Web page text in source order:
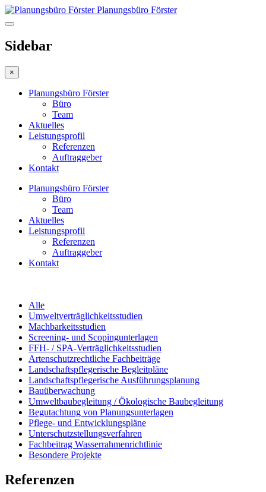
Planungsbüro Förster
Sidebar
×
Planungsbüro Förster
Büro
Team
Aktuelles
Leistungsprofil
Referenzen
Auftraggeber
Kontakt
Planungsbüro Förster
Büro
Team
Aktuelles
Leistungsprofil
Referenzen
Auftraggeber
Kontakt
Alle
Umweltverträglichkeitsstudien
Machbarkeitsstudien
Screening- und Scopingunterlagen
FFH- / SPA-Verträglichkeitsstudien
Artenschutzrechtliche Fachbeiträge
Landschaftspflegerische Begleitpläne
Landschaftspflegerische Ausführungsplanung
Bauüberwachung
Umweltbaubegleitung / Ökologische Baubegleitung
Begutachtung von Planungsunterlagen
Pflege- und Entwicklungspläne
Unterschutzstellungsverfahren
Fachbeitrag Wasserrahmenrichtlinie
Besondere Projekte
Referenzen